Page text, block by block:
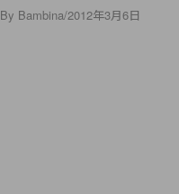
By Bambina/2012年3月6日